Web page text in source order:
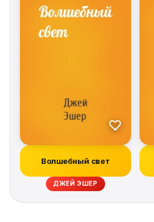
Волшебный свет
ДЖЕЙ ЭШЕР